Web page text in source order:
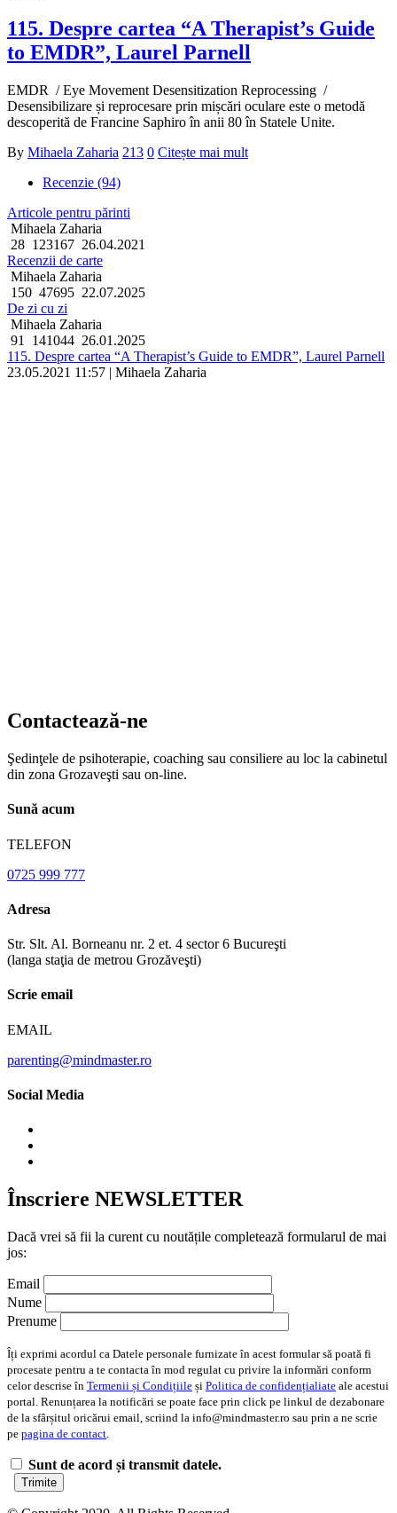
115. Despre cartea “A Therapist’s Guide
to EMDR”, Laurel Parnell
EMDR / Eye Movement Desensitization Reprocessing /
Desensibilizare și reprocesare prin mișcări oculare este o metodă
descoperită de Francine Saphiro în anii 80 în Statele Unite.
By Mihaela Zaharia 213 0 Citește mai mult
Recenzie (94)
Articole pentru părinti
Mihaela Zaharia
28 123167 26.04.2021
Recenzii de carte
Mihaela Zaharia
150 47695 22.07.2025
De zi cu zi
Mihaela Zaharia
91
141044 26.01.2025
115. Despre cartea “A Therapist’s Guide to EMDR”, Laurel Parnell
23.05.2021 11:57 | Mihaela Zaharia
Contactează-ne
Şedinţele de psihoterapie, coaching sau consiliere au loc la cabinetul
din zona Grozaveşti sau on-line.
Sună acum
TELEFON
0725 999 777
Adresa
Str. Slt. Al. Borneanu nr. 2 et. 4 sector 6 Bucureşti
(langa staţia de metrou Grozăveşti)
Scrie email
EMAIL
parenting@mindmaster.ro
Social Media
Înscriere NEWSLETTER
Dacă vrei să fii la curent cu noutățile completează formularul de mai
jos:
Email
Nume
Prenume
Îți exprimi acordul ca Datele personale furnizate în acest formular să poată fi
procesate pentru a te contacta în mod regulat cu privire la informări conform
celor descrise în Termenii și Condițiile și Politica de confidențialiate ale acestui
portal. Renunțarea la notificări se poate face prin click pe linkul de dezabonare
de la sfârșitul oricărui email, scriind la info@mindmaster.ro sau prin a ne scrie
pe pagina de contact
Sunt de acord și transmit datele.